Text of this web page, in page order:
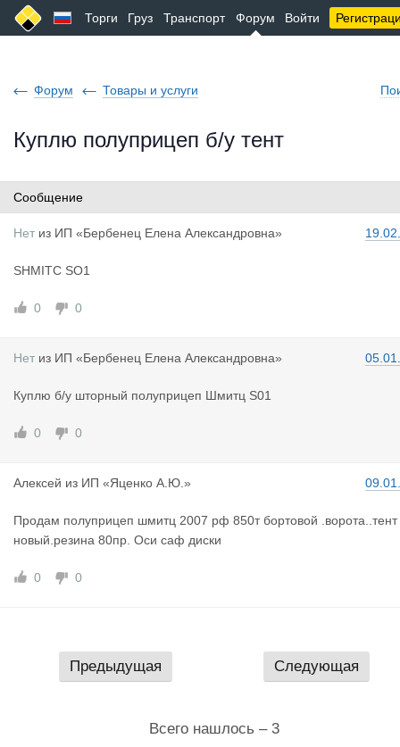
Торги Груз Транспорт Форум Войти
Форум Товары и услуги
Куплю полуприцеп б/у тент
Сообщение
Нет из ИП «Бербенец Елена Александровна»
SHMITC SO1
0 0
Нет из ИП «Бербенец Елена Александровна»
Куплю б/у шторный полуприцеп Шмитц S01
0 0
Алексей из ИП «Яценко А.Ю.»
Продам полуприцеп шмитц 2007 рф 850т бортовой .ворота..тент
новый.резина 80пр. Оси саф диски
0 0
Предыдущая Следующая
Всего нашлось – 3